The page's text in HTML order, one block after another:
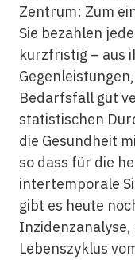
Zentrum: Zum
Sie bezahlen
kurzfristig – aus
Bedarfsfall gut
statistischen
die Gesundheit
so dass für die
intertemporale
gibt es heute
Lebenszyklus